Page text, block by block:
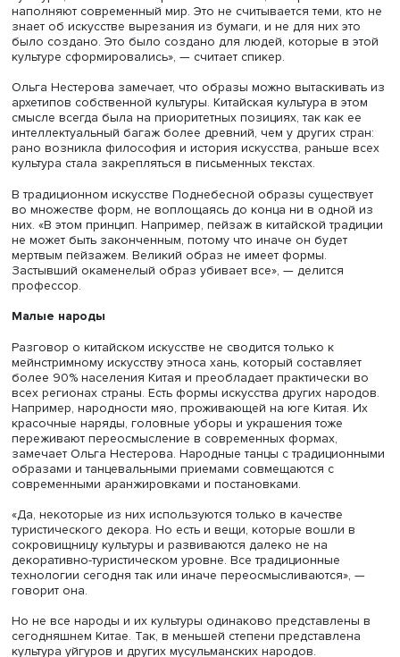
Люй Шэнчжун. «Форма и тень III». Фото: chambersfineart.com
«Это взгляд художника на мир сквозь призму,
его предками. Используя инструментарий своей
культуры, он пытается выразить те смыслы, которые
наполняют современный мир. Это не считывается теми,
знает об искусстве вырезания из бумаги, и не для них
было создано. Это было создано для людей, которые
культуре сформировались», — считает спикер.
Ольга Нестерова замечает, что образы можно
архетипов собственной культуры. Китайская культура в
смысле всегда была на приоритетных позициях, так как
интеллектуальный багаж более древний, чем у других
рано возникла философия и история искусства,
В традиционном искусстве Поднебесной образы